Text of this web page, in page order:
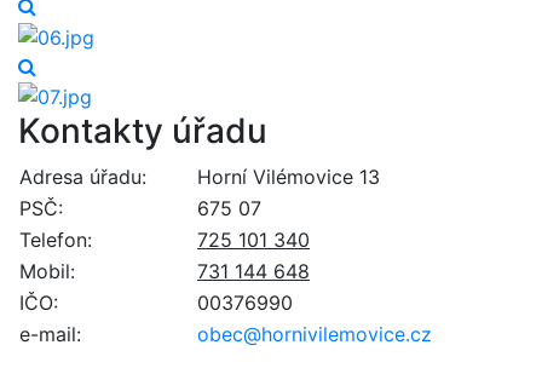
Kontakty úřadu
Adresa úřadu:
Horní Vilémovice 13
PSČ:
675 07
Telefon:
725 101 340
Mobil:
731 144 648
IČO:
00376990
e-mail:
obec@hornivilemovice.cz